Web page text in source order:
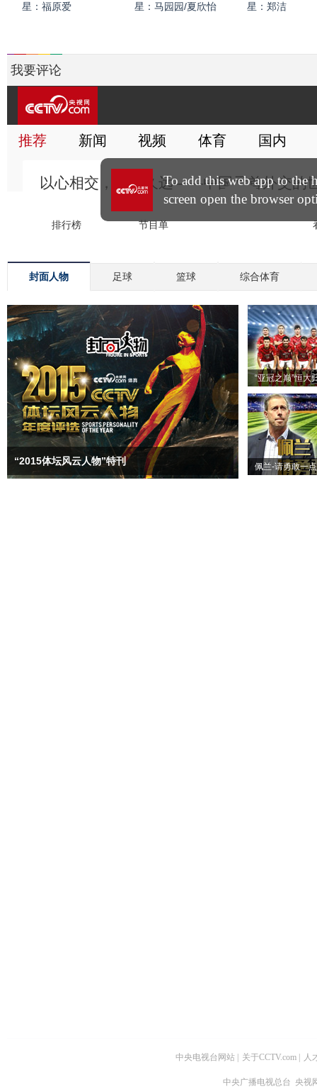
星：福原爱
星：马园园/夏欣怡
星：郑洁
我要评论
封面人物 足球 篮球 综合体育
“2015体坛风云人物”特刊
“亚冠之巅”恒大
佩兰-请勇敢一点
中央电视台网站 关于CCTV.com 人
中央广播电视总台 央视